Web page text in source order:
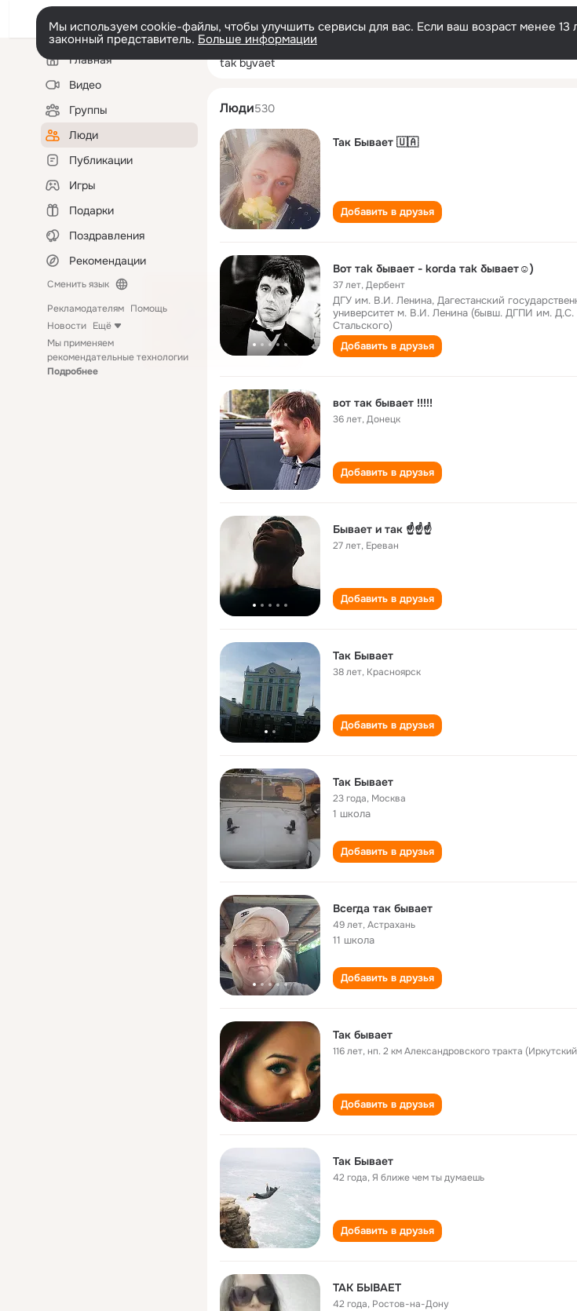
Мы используем cookie-файлы, чтобы улучшить сервисы для вас. Если ваш возраст менее
законный представитель. Больше информации
Левая
колонкаГлавная
Видео
Группы
Люди
Публикации
Игры
Подарки
Поздравления
Рекомендации
Сменить язык
Рекламодателям Помощь
Новости Ещё
Мы применяем
рекомендательные технологии
Подробнее
tak byvaet
Люди530
Так Бывает 🇺🇦
Добавить в друзья
Вот таk δывает - kогda таk δывает☺)
37 лет,Дербент
ДГУ им. В.И. Ленина, Дагестанский
университет м. В.И. Ленина (бывш. ДГПИ им. Д.С.
Стальского)
Добавить в друзья
вот так бывает !!!!!
36 лет,Донецк
Добавить в друзья
Бывает и так ☝️☝️☝️
27 лет, Ереван
Добавить в друзья
Так Бывает
38 лет, Красноярск
Добавить в друзья
Так Бывает
23 года, Москва
1 школа
Добавить в друзья
Всегда так бывает
49 лет,Астрахань
11 школа
Добавить в друзья
Так бывает
116 лет,нп. 2 км Александровского тракта
Добавить в друзья
Так Бывает
42 года,Я ближе чем ты думаешь
Добавить в друзья
ТАК БЫВАЕТ
42 года, Ростов-на-Дону